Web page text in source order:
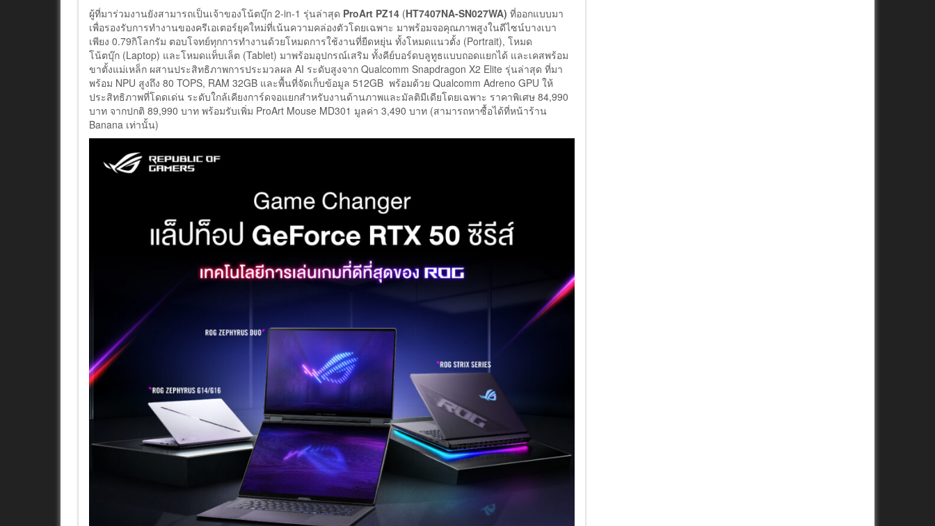
ผู้ที่มาร่วมงานยังสามารถเป็นเจ้าของโน้ตบุ๊ก 2-in-1 รุ่นล่าสุด ProArt PZ14 (HT7407NA-SN027WA) ที่ออกแบบมา
เพื่อรองรับการทำงานของครีเอเตอร์ยุคใหม่ที่เน้นความคล่องตัวโดยเฉพาะ มาพร้อมจอคุณภาพสูงในดีไซน์บางเบา
เพียง 0.79กิโลกรัม ตอบโจทย์ทุกการทำงานด้วยโหมดการใช้งานที่ยืดหยุ่น ทั้งโหมดแนวตั้ง (Portrait), โหมด
โน้ตบุ๊ก (Laptop) และโหมดแท็บเล็ต (Tablet) มาพร้อมอุปกรณ์เสริม ทั้งคีย์บอร์ดบลูทูธแบบถอดแยกได้ และเคสพร้อม
ขาตั้งแม่เหล็ก ผสานประสิทธิภาพการประมวลผล AI ระดับสูงจาก Qualcomm Snapdragon X2 Elite รุ่นล่าสุด ที่มา
พร้อม NPU สูงถึง 80 TOPS, RAM 32GB และพื้นที่จัดเก็บข้อมูล 512GB พร้อมด้วย Qualcomm Adreno GPU ให้
ประสิทธิภาพที่โดดเด่น ระดับใกล้เคียงการ์ดจอแยกสำหรับงานด้านภาพและมัลติมีเดียโดยเฉพาะ ราคาพิเศษ 84,990
บาท จากปกติ 89,990 บาท พร้อมรับเพิ่ม ProArt Mouse MD301 มูลค่า 3,490 บาท (สามารถหาซื้อได้ที่หน้าร้าน
Banana เท่านั้น)